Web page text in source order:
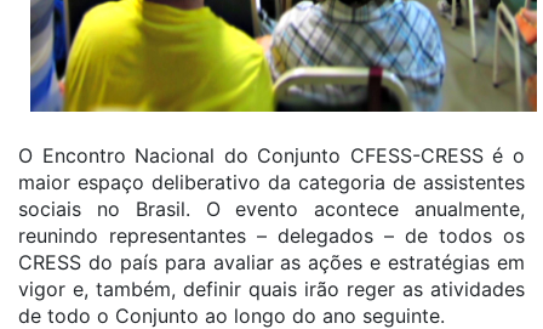
O Encontro Nacional do Conjunto CFESS-CRESS é o
maior espaço deliberativo da categoria de assistentes
sociais no Brasil. O evento acontece anualmente,
reunindo representantes – delegados – de todos os
CRESS do país para avaliar as ações e estratégias em
vigor e, também, definir quais irão reger as atividades
de todo o Conjunto ao longo do ano seguinte.